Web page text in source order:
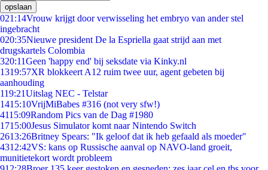
opslaan
021:14Vrouw krijgt door verwisseling het embryo van ander stel
ingebracht
020:35Nieuwe president De la Espriella gaat strijd aan met
drugskartels Colombia
320:11Geen 'happy end' bij seksdate via Kinky.nl
1319:57XR blokkeert A12 ruim twee uur, agent gebeten bij
aanhouding
119:21Uitslag NEC - Telstar
1415:10VrijMiBabes #316 (not very sfw!)
4115:09Random Pics van de Dag #1980
1715:00Jesus Simulator komt naar Nintendo Switch
2613:26Britney Spears: "Ik geloof dat ik heb gefaald als moeder"
4312:42VS: kans op Russische aanval op NAVO-land groeit,
munitietekort wordt probleem